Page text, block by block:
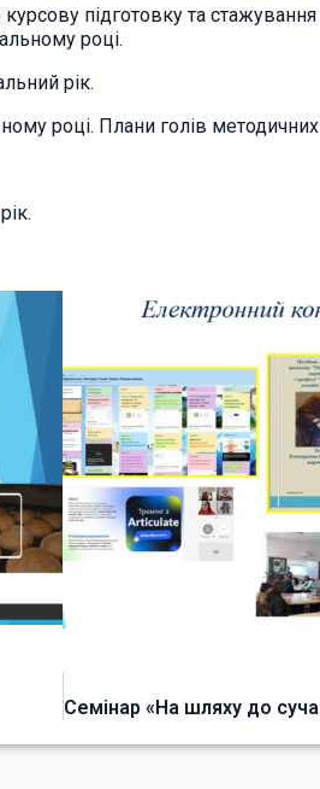
підготовку та
році.
рік.
році. Плани голів методичних